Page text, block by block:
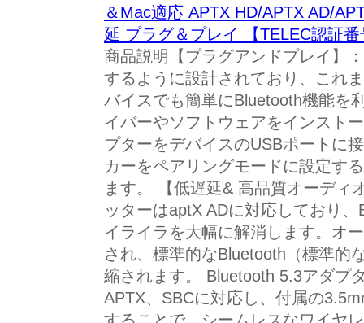
＆Mac適応 APTX HD/APTX AD/
延 プラグ＆プレイ 【TELEC認証
商品説明【プラグアンドプレイ】
するように設計されており、これ
バイスでも簡単にBluetooth機能を
イバーやソフトウェアをインスト
プターをデバイスのUSBポートに
カーをペアリングモードに設定す
ます。 【低遅延& 高品質オーディ
ッターはaptX ADに対応しており
イライラを大幅に解消します。オ
され、標準的なBluetooth（標準的
縮されます。 Bluetooth 5.3アダプ
APTX、SBCに対応し、付属の